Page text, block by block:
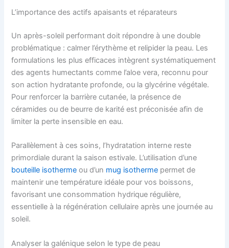
L’importance des actifs apaisants et réparateurs
Un après-soleil performant doit répondre à une double
problématique : calmer l’érythème et relipider la peau. Les
formulations les plus efficaces intègrent systématiquement
des agents humectants comme l’aloe vera, reconnu pour
son action hydratante profonde, ou la glycérine végétale.
Pour renforcer la barrière cutanée, la présence de
céramides ou de beurre de karité est préconisée afin de
limiter la perte insensible en eau.
Parallèlement à ces soins, l’hydratation interne reste
primordiale durant la saison estivale. L’utilisation d’une
bouteille isotherme ou d’un mug isotherme permet de
maintenir une température idéale pour vos boissons,
favorisant une consommation hydrique régulière,
essentielle à la régénération cellulaire après une journée au
soleil.
Analyser la galénique selon le type de peau